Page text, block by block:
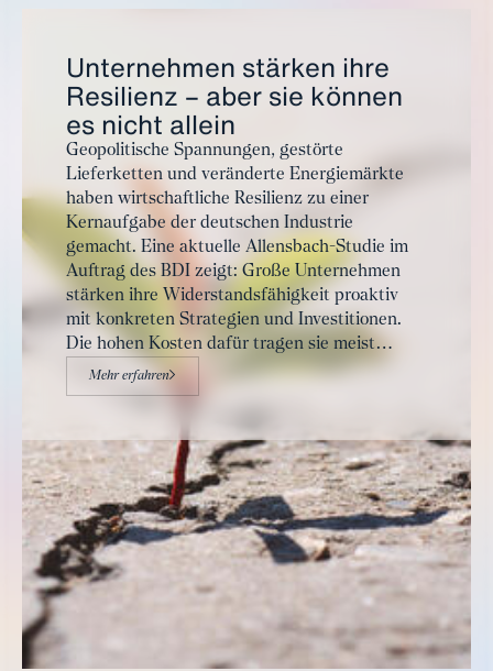
Unternehmen stärken ihre
Resilienz – aber sie können
es nicht allein
Geopolitische Spannungen, gestörte
Lieferketten und veränderte Energiemärkte
haben wirtschaftliche Resilienz zu einer
Kernaufgabe der deutschen Industrie
gemacht. Eine aktuelle Allensbach-Studie im
Auftrag des BDI zeigt: Große Unternehmen
stärken ihre Widerstandsfähigkeit proaktiv
mit konkreten Strategien und Investitionen.
Die hohen Kosten dafür tragen sie meist
selbst. Dauerhafte Krisenfestigkeit entsteht
jedoch nur im Schulterschluss mit den
Mehr erfahren